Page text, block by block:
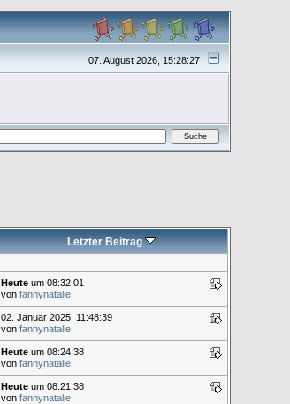
07. August 2026, 15:28:27
Letzter Beitrag
Heuteum 08:32:01
von fannynatalie
02. Januar 2025, 11:48:39
von fannynatalie
Heuteum 08:24:38
von fannynatalie
Heuteum 08:21:38
von fannynatalie